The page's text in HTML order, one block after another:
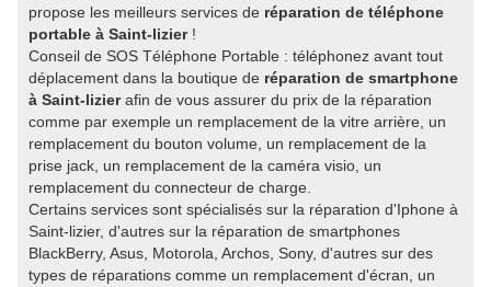
propose les meilleurs services de réparation de téléphone
portable à Saint-lizier!
Conseil de SOS Téléphone Portable : téléphonez avant tout
déplacement dans la boutique de réparation de smartphone
à Saint-lizierafin de vous assurer du prix de la réparation
comme par exemple un remplacement de la vitre arrière, un
remplacement du bouton volume, un remplacement de la
prise jack, un remplacement de la caméra visio, un
remplacement du connecteur de charge.
Certains services sont spécialisés sur la réparation d'Iphone à
Saint-lizier, d'autres sur la réparation de smartphones
BlackBerry, Asus, Motorola, Archos, Sony, d'autres sur des
types de réparations comme un remplacement d'écran, un